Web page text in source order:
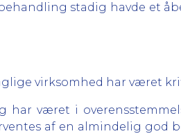
stadig havde et
virksomhed har været
har været i
af en almindelig